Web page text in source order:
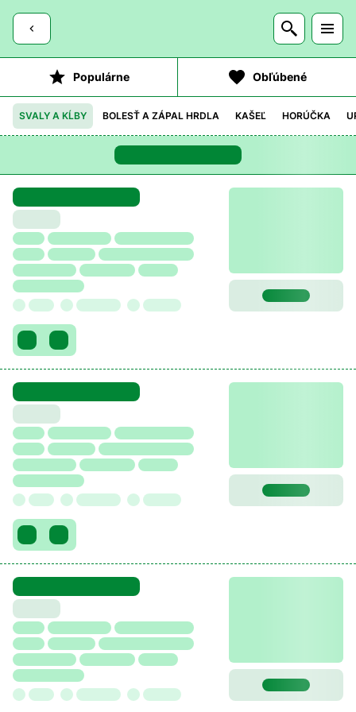
Populárne Obľúbené
SVALY A KĹBY BOLESŤ A ZÁPAL HRDLA KAŠEĽ HORÚČKA